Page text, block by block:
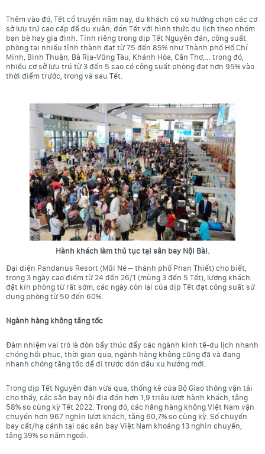
Thêm vào đó, Tết cổ truyền năm nay, du khách có xu hướng chọn các cơ
sở lưu trú cao cấp để du xuân, đón Tết với hình thức du lịch theo nhóm
bạn bè hay gia đình. Tính riêng trong dịp Tết Nguyên đán, công suất
phòng tại nhiều tỉnh thành đạt từ 75 đến 85% như Thành phố Hồ Chí
Minh, Bình Thuận, Bà Rịa-Vũng Tàu, Khánh Hòa, Cần Thơ,… trong đó,
nhiều cơ sở lưu trú từ 3 đến 5 sao có công suất phòng đạt hơn 95% vào
thời điểm trước, trong và sau Tết.
Hành khách làm thủ tục tại sân bay Nội Bài.
Đại diện Pandanus Resort (Mũi Né – thành phố Phan Thiết) cho biết,
trong 3 ngày cao điểm từ 24 đến 26/1 (mùng 3 đến 5 Tết), lượng khách
đặt kín phòng từ rất sớm, các ngày còn lại của dịp Tết đạt công suất sử
dụng phòng từ 50 đến 60%.
Ngành hàng không tăng tốc
Đảm nhiệm vai trò là đòn bẩy thúc đẩy các ngành kinh tế-du lịch nhanh
chóng hồi phục, thời gian qua, ngành hàng không cũng đã và đang
nhanh chóng tăng tốc để đi trước đón đầu xu hướng mới.
Trong dịp Tết Nguyên đán vừa qua, thống kê của Bộ Giao thông vận tải
cho thấy, các sân bay nội địa đón hơn 1,9 triệu lượt hành khách, tăng
58% so cùng kỳ Tết 2022. Trong đó, các hãng hàng không Việt Nam vận
chuyển hơn 967 nghìn lượt khách, tăng 60,7% so cùng kỳ. Số chuyến
bay cất/hạ cánh tại các sân bay Việt Nam khoảng 13 nghìn chuyến,
tăng 39% so năm ngoái.